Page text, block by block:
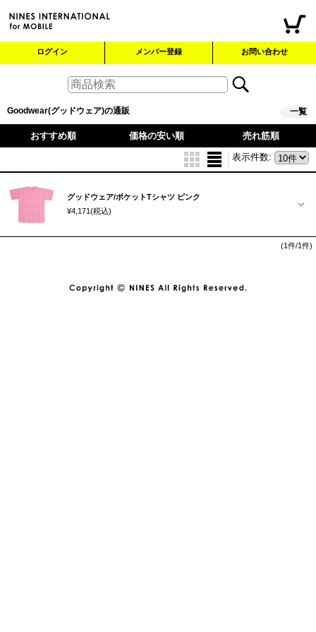
ログイン メンバー登録 お問い合わせ
Goodwear(グッドウェア)の通販 一覧
おすすめ順 価格の安い順
売れ筋順
表示件数:
グッドウェア/ポケットTシャツ ピンク
¥4,171(税込)
(1件/1件)